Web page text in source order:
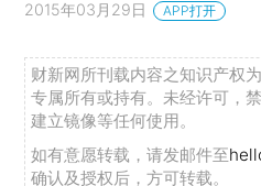
2015年03月29日 APP打开
财新网所刊载内容之知识产权
专属所有或持有。未经许可，
建立镜像等任何使用。
如有意愿转载，请发邮件至
确认及授权后，方可转载。